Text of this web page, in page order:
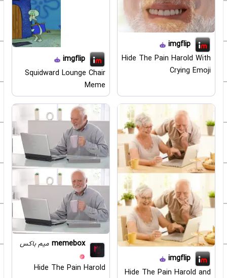
imgflip
Hide The Pain Harold With
Crying Emoji
imgflip
Squidward Lounge Chair
Meme
imgflip
Hide The Pain Harold and
memebox میم باکس
Hide The Pain Harold